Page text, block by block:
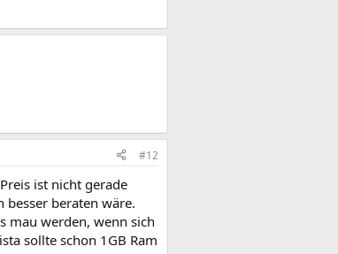
#12
ist nicht gerade
beraten wäre.
mau werden, wenn sich
sollte schon 1GB Ram